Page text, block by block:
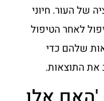
של העור. חיוני
לאחר הטיפול
שלהם כדי
את התוצאות.